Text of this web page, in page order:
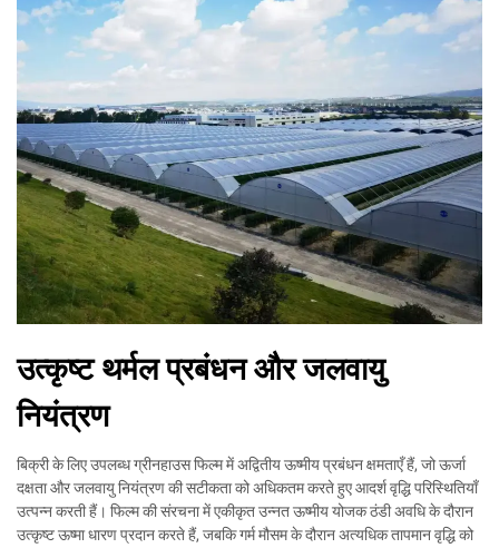
उत्कृष्ट थर्मल प्रबंधन और जलवायु
नियंत्रण
बिक्री के लिए उपलब्ध ग्रीनहाउस फिल्म में अद्वितीय ऊष्मीय प्रबंधन क्षमताएँ हैं, जो ऊर्जा
दक्षता और जलवायु नियंत्रण की सटीकता को अधिकतम करते हुए आदर्श वृद्धि परिस्थितियाँ
उत्पन्न करती हैं। फिल्म की संरचना में एकीकृत उन्नत ऊष्मीय योजक ठंडी अवधि के दौरान
उत्कृष्ट ऊष्मा धारण प्रदान करते हैं, जबकि गर्म मौसम के दौरान अत्यधिक तापमान वृद्धि को